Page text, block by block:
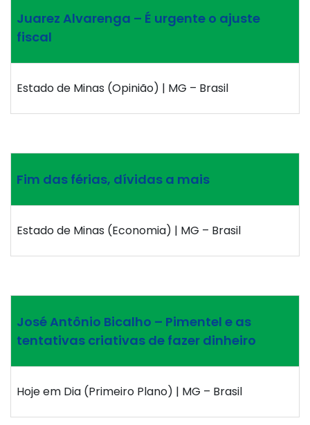
Juarez Alvarenga – É urgente o ajuste
fiscal
Estado de Minas (Opinião) | MG – Brasil
Fim das férias, dívidas a mais
Estado de Minas (Economia) | MG – Brasil
José Antônio Bicalho – Pimentel e as
tentativas criativas de fazer dinheiro
Hoje em Dia (Primeiro Plano) | MG – Brasil